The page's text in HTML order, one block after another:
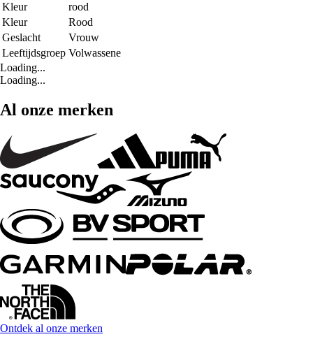
Kleur
rood
Kleur
Rood
Geslacht
Vrouw
Leeftijdsgroep Volwassene
Loading...
Loading...
Al onze merken
Ontdek al onze merken